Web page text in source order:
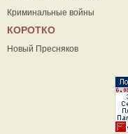
Криминальные войны
КОРОТКО
Новый Пресняков